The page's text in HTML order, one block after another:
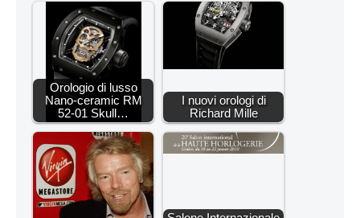
Orologio di lusso
Nano-ceramic RM
52-01 Skull…
I nuovi orologi di
Richard Mille